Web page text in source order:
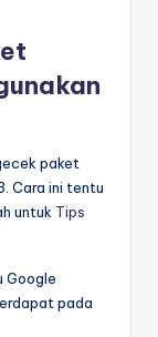
paket
Cara ini tentu
untuk Tips
Google
pada